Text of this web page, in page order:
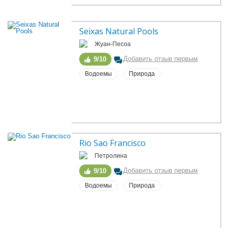
Seixas Natural Pools
Жуан-Песоа
9/10 Добавить отзыв первым
Водоемы Природа
Rio Sao Francisco
Петролина
9/10 Добавить отзыв первым
Водоемы Природа